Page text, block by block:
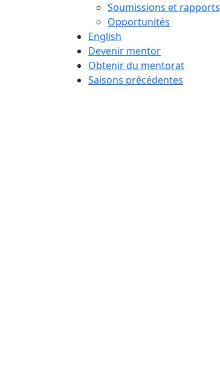
Soumissions et rapports
Opportunités
English
Devenir mentor
Obtenir du mentorat
Saisons précédentes